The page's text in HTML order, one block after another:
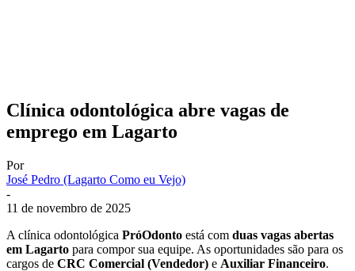
Clínica odontológica abre vagas de
emprego em Lagarto
Por
José Pedro (Lagarto Como eu Vejo)
-
11 de novembro de 2025
A clínica odontológica PróOdonto está com duas vagas abertas
em Lagarto para compor sua equipe. As oportunidades são para os
cargos de CRC Comercial (Vendedor) e Auxiliar Financeiro.